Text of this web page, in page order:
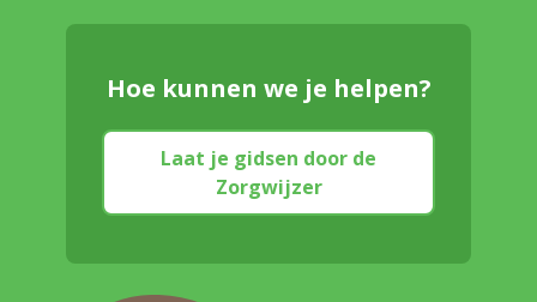
Hoe kunnen we je helpen?
Laat je gidsen door de
Zorgwijzer